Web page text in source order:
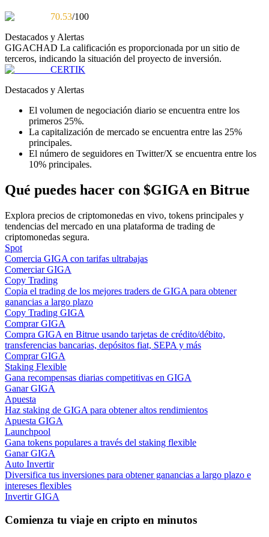
Información
Análisis de big data que incluye información comercial, etc.
Guía
Estrategias comerciales
Aprenda cómo mantenerse rentable
Earn
70.53/100
Destacados y Alertas
GIGACHAD La calificación es proporcionada por un sitio de
terceros, indicando la situación del proyecto de inversión.
CERTIK
Destacados y Alertas
El volumen de negociación diario se encuentra entre los
primeros 25%.
La capitalización de mercado se encuentra entre las 25%
principales.
El número de seguidores en Twitter/X se encuentra entre los
10% principales.
Qué puedes hacer con $GIGA en Bitrue
Explora precios de criptomonedas en vivo, tokens principales y
tendencias del mercado en una plataforma de trading de
criptomonedas segura.
Spot
Comercia GIGA con tarifas ultrabajas
Comerciar GIGA
Copy Trading
Copia el trading de los mejores traders de GIGA para obtener
ganancias a largo plazo
Copy Trading GIGA
Comprar GIGA
Compra GIGA en Bitrue usando tarjetas de crédito/débito,
transferencias bancarias, depósitos fiat, SEPA y más
Comprar GIGA
Staking Flexible
Gana recompensas diarias competitivas en GIGA
Ganar GIGA
Apuesta
Haz staking de GIGA para obtener altos rendimientos
Apuesta GIGA
Launchpool
Gana tokens populares a través del staking flexible
Ganar GIGA
Auto Invertir
Diversifica tus inversiones para obtener ganancias a largo plazo e
intereses flexibles
Invertir GIGA
Comienza tu viaje en cripto en minutos